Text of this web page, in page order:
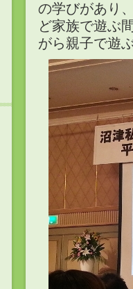
の学びがあり
ど家族で遊ぶ
がら親子で遊